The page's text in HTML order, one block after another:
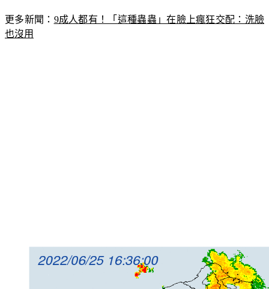
更多新聞： 9成人都有！「這種蟲蟲」在臉上瘋狂交配：洗臉
也沒用